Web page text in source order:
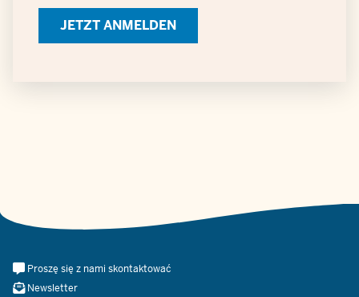
personenbezogener
Daten
Meta
Navi
Proszę się z nami skontaktować
Newsletter